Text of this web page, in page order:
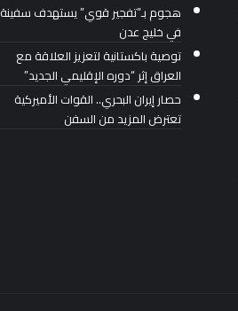
هجوم بـ”تفجير قوي” يستهدف سفينة
في خليج عدن
توصية باكستانية لتعزيز العلاقة مع
العراق إثر “دوره الإقليمي الجديد”
حصار إيران البحري.. القوات الأميركية
تعترض المزيد من السفن